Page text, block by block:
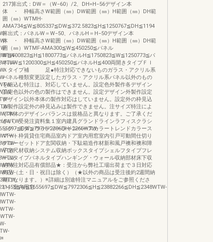
217算出式：DW＝（W−60）/2、DH=H−56デザイン本
体 ・ 枠幅高さW範囲（㎜）DW範囲（㎜）H範囲（㎜）DH範
囲（㎜）WTMH-
AMA734≦W≦805337≦DW≦372.5823≦H≦1250767≦DH≦1194
算出式：パネルW＝W−50、パネルH＝H−50デザイン本
体 ・ 枠幅高さW範囲（㎜）DW範囲（㎜）H範囲（㎜）DH範
囲（㎜）WTMF-AMA300≦W≦450250≦パネル
W≦400823≦H≦1800773≦パネルH≦1750823≦W≦1250773≦パ
ネルW≦1200300≦H≦450250≦パネルH≦400両開きタイプＦＩ
Ｘタイプ補 足●特注対応できないものガラス・アクリル系
パネル種類変更設定したガラス・アクリル系パネル以外のもの
を組込む特注は、対応していません。設定色外製作各デザイン
設定色以外の色の製作はできません。設定デザイン外製作設定
デザイン以外本体の製作対応はしていません。設定外の枠見込
み製作設定外の枠見込みは製作できません。注サイズ特注によ
り本体のデザインバランスは規格品と異なります。ご了承くだ
さい。受発注資料集１室内建具グランドラインラフィスクラシ
ック・モダンウッディーラインベースカラートレンドカラース
マート枠賃貸住宅商品室内ドア室内用窓室内引戸可動間仕切り
クローゼットドア玄関収納・下駄箱造作材新和風戸襖和襖和障
子定尺材収納システム収納ボックスタイプシェルフタイプフレ
ームタイプパネルタイプハンギング・ウォール収納部材床下収
納特注対応品有償部品★：受注から弊社工場出荷まで３日対応
商品（土・日・祝日は除く）（★以外の商品は受注後約2週間納
期になります。）※詳細は別途特注マニュアルをご参照くださ
い。室内用窓